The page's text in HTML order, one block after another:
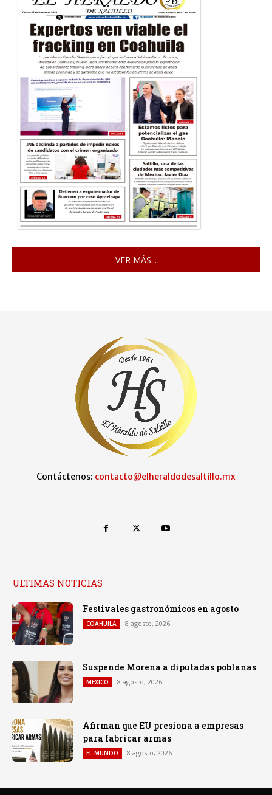
VER MÁS...
Contáctenos: contacto@elheraldodesaltillo.mx
ULTIMAS NOTICIAS
Festivales gastronómicos en agosto
COAHUILA 8 agosto, 2026
Suspende Morena a diputadas poblanas
MEXICO 8 agosto, 2026
Afirman que EU presiona a empresas
para fabricar armas
EL MUNDO 8 agosto, 2026